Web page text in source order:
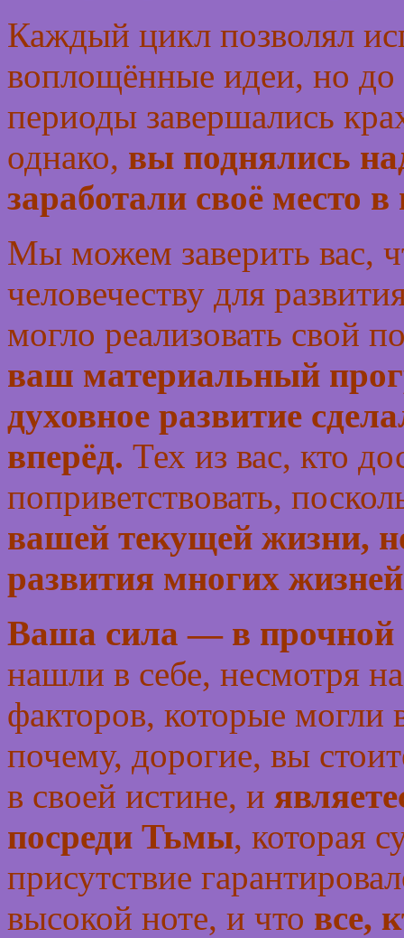
Каждый цикл позволял
воплощённые идеи, но до
периоды завершались
однако, вы поднялись
заработали своё место
Мы можем заверить вас,
человечеству для
могло реализовать свой
ваш материальный
духовное развитие
вперёд. Тех из вас, кто
поприветствовать,
вашей текущей жизни,
развития многих
Ваша сила — в прочной
нашли в себе, несмотря
факторов, которые могли
почему, дорогие, вы
в своей истине, и
посреди Тьмы, которая
присутствие
высокой ноте, и что все,